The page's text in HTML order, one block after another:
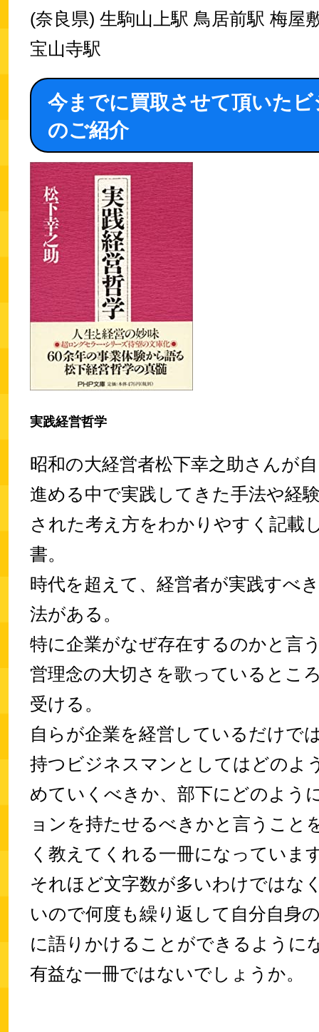
(奈良県) 生駒山上駅 鳥居前駅 梅屋
宝山寺駅
今までに買取させて頂いた
のご紹介
実践経営哲学
昭和の大経営者松下幸之助さんが
進める中で実践してきた手法や経
された考え方をわかりやすく記載
書。
時代を超えて、経営者が実践すべ
法がある。
特に企業がなぜ存在するのかと言
営理念の大切さを歌っているとこ
受ける。
自らが企業を経営しているだけで
持つビジネスマンとしてはどのよ
めていくべきか、部下にどのよう
ョンを持たせるべきかと言うこと
く教えてくれる一冊になっていま
それほど文字数が多いわけではな
いので何度も繰り返して自分自身
に語りかけることができるように
有益な一冊ではないでしょうか。